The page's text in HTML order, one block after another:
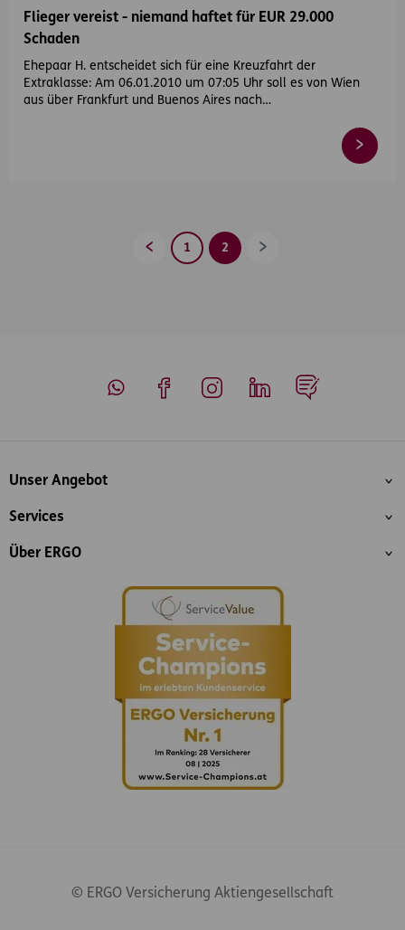
Flieger vereist - niemand haftet für EUR 29.000
Schaden
Ehepaar H. entscheidet sich für eine Kreuzfahrt der
Extraklasse: Am 06.01.2010 um 07:05 Uhr soll es von Wien
aus über Frankfurt und Buenos Aires nach…
Zurück1 2 Vorwärts
Inhaltsübersicht
Unser Angebot
Services
Über ERGO
© ERGO Versicherung Aktiengesellschaft